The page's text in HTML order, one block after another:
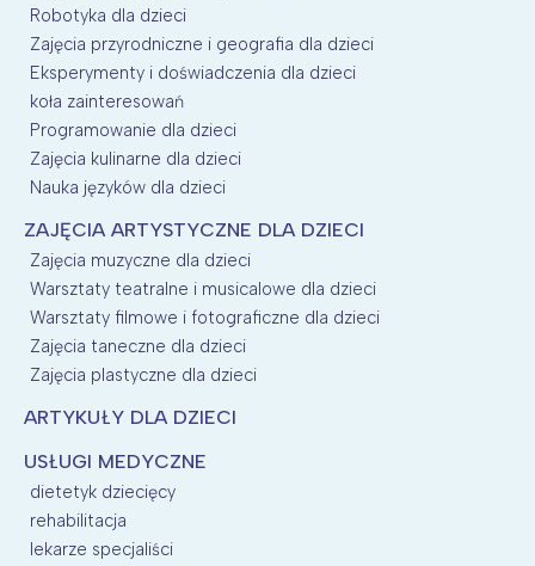
Robotyka dla dzieci
Zajęcia przyrodniczne i geografia dla dzieci
Eksperymenty i doświadczenia dla dzieci
koła zainteresowań
Programowanie dla dzieci
Zajęcia kulinarne dla dzieci
Nauka języków dla dzieci
ZAJĘCIA ARTYSTYCZNE DLA DZIECI
Zajęcia muzyczne dla dzieci
Warsztaty teatralne i musicalowe dla dzieci
Warsztaty filmowe i fotograficzne dla dzieci
Zajęcia taneczne dla dzieci
Zajęcia plastyczne dla dzieci
ARTYKUŁY DLA DZIECI
USŁUGI MEDYCZNE
dietetyk dziecięcy
rehabilitacja
lekarze specjaliści